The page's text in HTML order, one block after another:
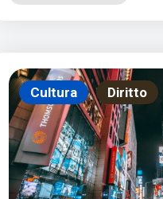
Cultura Diritto